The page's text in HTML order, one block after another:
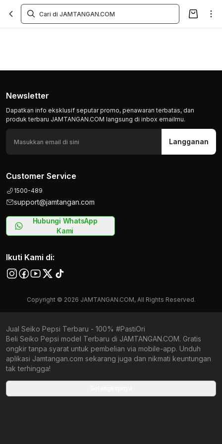
Newsletter
Dapatkan info eksklusif seputar promo, penawaran terbatas, dan
produk terbaru JAMTANGAN.COM langsung di inbox emailmu.
Langganan
Customer Service
1500-489
support@jamtangan.com
Hubungi WhatsApp
Kami
Ikuti Kami di:
Copyright © 2026 JAMTANGAN.COM, All Rights Reserved.
Jual Seiko Pepsi Terbaru - 100% #PastiOri
Beli Seiko Pepsi model Terbaru di JAMTANGAN.COM. Gratis
ongkir tanpa syarat untuk pembelian via mobile-app. Unduh
aplikasi Jamtangan.com sekarang juga dan nikmati keuntungan
tak terhingga!
Seiko PADI Special Edition Green